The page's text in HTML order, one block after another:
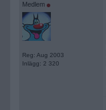
Medlem
Reg: Aug 2003
Inlägg: 2 320